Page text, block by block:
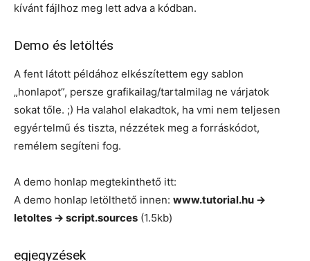
kívánt fájlhoz meg lett adva a kódban.
Demo és letöltés
A fent látott példához elkészítettem egy sablon
„honlapot”, persze grafikailag/tartalmilag ne várjatok
sokat tőle. ;) Ha valahol elakadtok, ha vmi nem teljesen
egyértelmű és tiszta, nézzétek meg a forráskódot,
remélem segíteni fog.
A demo honlap megtekinthető itt:
A demo honlap letölthető innen: www.tutorial.hu ->
letoltes -> script.sources (1.5kb)
egjegyzések